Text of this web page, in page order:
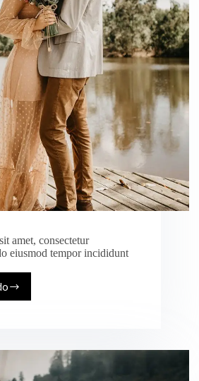
amet, consectetur
eiusmod tempor incididunt